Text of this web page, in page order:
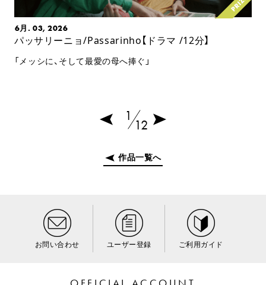
6月. 03, 2026
パッサリーニョ/Passarinho【ドラマ /12分】
「メッシに、そして最愛の母へ捧ぐ」
1
12
作品一覧へ
お問い合わせ ユーザー登録 ご利用ガイド